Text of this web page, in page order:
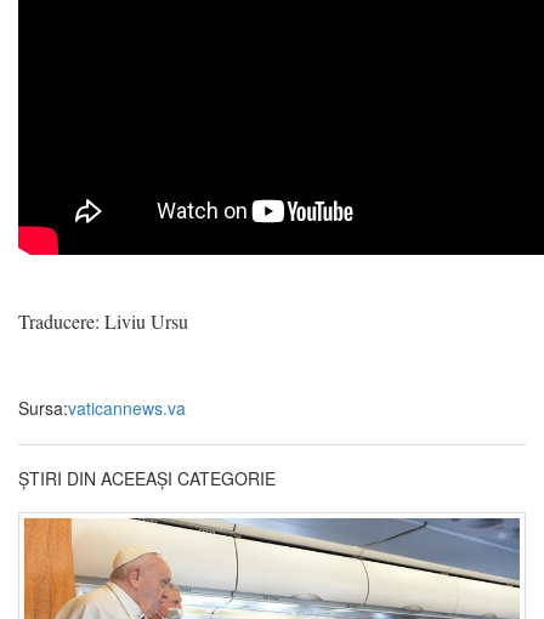
Traducere: Liviu Ursu
Sursa:vaticannews.va
ȘTIRI DIN ACEEAȘI CATEGORIE